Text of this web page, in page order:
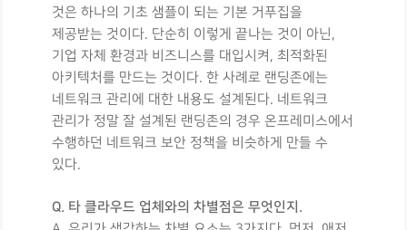
것은 하나의 기초 샘플이 되는 기본 거푸집을
제공받는 것이다. 단순히 이렇게 끝나는 것이 아닌,
기업 자체 환경과 비즈니스를 대입시켜, 최적화된
아키텍처를 만드는 것이다. 한 사례로 랜딩존에는
네트워크 관리에 대한 내용도 설계된다. 네트워크
관리가 정말 잘 설계된 랜딩존의 경우 온프레미스에서
수행하던 네트워크 보안 정책을 비슷하게 만들 수
있다.
Q. 타 클라우드 업체와의 차별점은 무엇인지.